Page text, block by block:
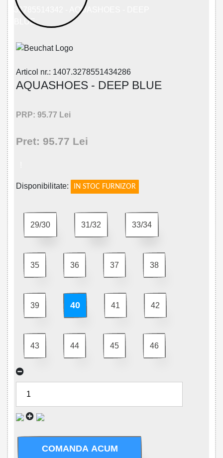
32785514342 - AQUASHOES - DEEP
BLUE
Articol nr.: 1407.3278551434286
AQUASHOES - DEEP BLUE
PRP: 95.77 Lei
Pret: 95.77 Lei
Disponibilitate: IN STOC FURNIZOR
29/30 31/32 33/34
35 36 37 38
39 40 41 42
43 44 45 46
COMANDA ACUM